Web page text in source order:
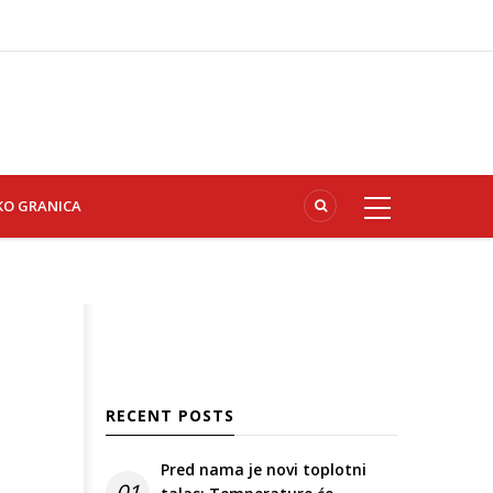
GRANICA
RECENT POSTS
Pred nama je novi toplotni